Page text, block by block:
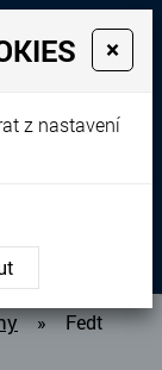
a
»
Fedt
×
z nastavení